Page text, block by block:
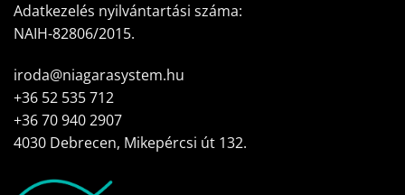
Adatkezelés nyilvántartási száma:
NAIH-82806/2015.
iroda@niagarasystem.hu
+36 52 535 712
+36 70 940 2907
4030 Debrecen, Mikepércsi út 132.